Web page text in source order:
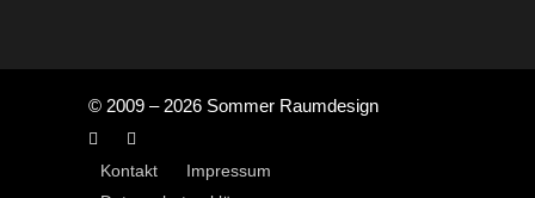
© 2009 – 2026 Sommer Raumdesign
Kontakt
Impressum